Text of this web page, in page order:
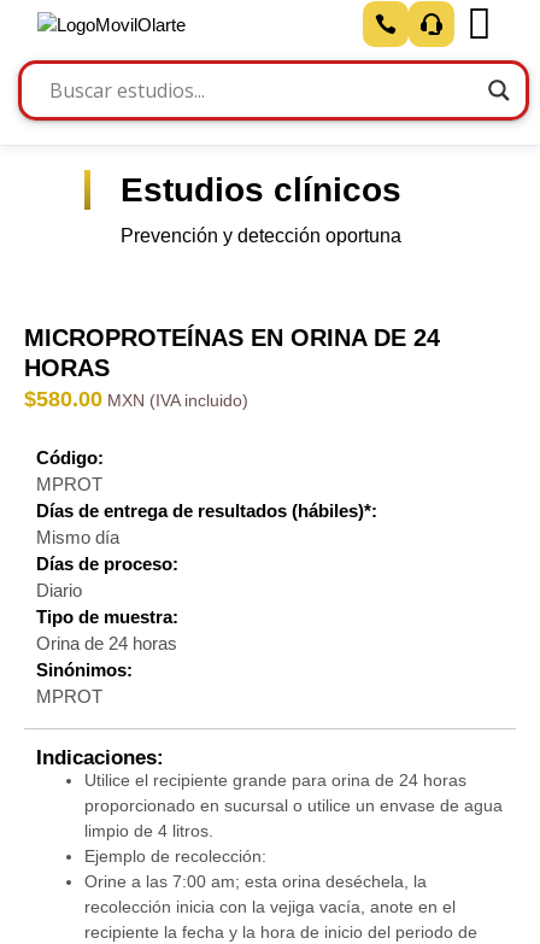
Estudios clínicos
Prevención y detección oportuna
MICROPROTEÍNAS EN ORINA DE 24
HORAS
$580.00
Código:
MPROT
Días de entrega de resultados (hábiles)*:
Mismo día
Días de proceso:
Diario
Tipo de muestra:
Orina de 24 horas
Sinónimos:
MPROT
Indicaciones:
Utilice el recipiente grande para orina de 24 horas
proporcionado en sucursal o utilice un envase de agua
limpio de 4 litros.
Ejemplo de recolección:
Orine a las 7:00 am; esta orina deséchela, la
recolección inicia con la vejiga vacía, anote en el
recipiente la fecha y la hora de inicio del periodo de